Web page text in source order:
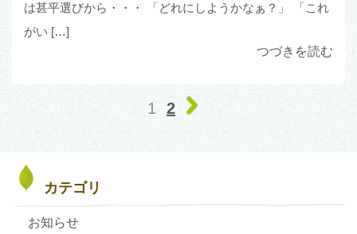
は甚平選びから・・・ 「どれにしようかなぁ？」 「これ
がい […]
つづきを読む
1 2
カテゴリ
お知らせ